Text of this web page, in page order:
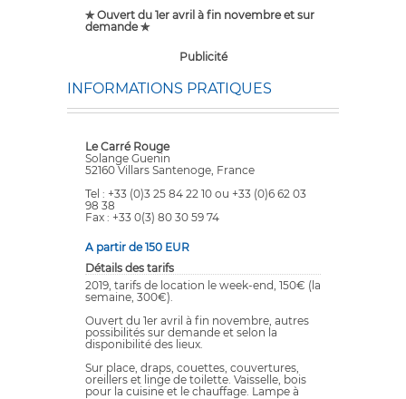
✯ Ouvert du 1er avril à fin novembre et sur
demande ✯
Publicité
INFORMATIONS PRATIQUES
Le Carré Rouge
Solange Guenin
52160 Villars Santenoge, France
Tel : +33 (0)3 25 84 22 10 ou +33 (0)6 62 03
98 38
Fax : +33 0(3) 80 30 59 74
A partir de 150 EUR
Détails des tarifs
2019, tarifs de location le week-end, 150€ (la
semaine, 300€).
Ouvert du 1er avril à fin novembre, autres
possibilités sur demande et selon la
disponibilité des lieux.
Sur place, draps, couettes, couvertures,
oreillers et linge de toilette. Vaisselle, bois
pour la cuisine et le chauffage. Lampe à